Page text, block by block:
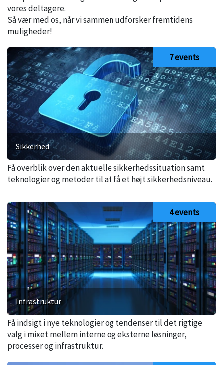
vores deltagere.
Så vær med os, når vi sammen udforsker fremtidens
muligheder!
7 events
Sikkerhed
Få overblik over den aktuelle sikkerhedssituation samt
teknologier og metoder til at få et højt sikkerhedsniveau.
4 events
Infrastruktur
Få indsigt i nye teknologier og tendenser til det rigtige
valg i mixet mellem interne og eksterne løsninger,
processer og infrastruktur.